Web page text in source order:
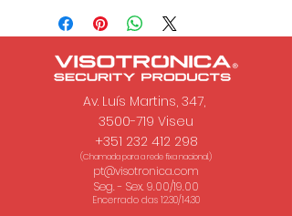
Av. Luís Martins, 347,
3500-719 Viseu
+351 232 412 298
(Chamada para a rede fixa nacional.)
pt@visotronica.com
Seg. - Sex. 9.00/19.00
Encerrado das 12.30/14.30